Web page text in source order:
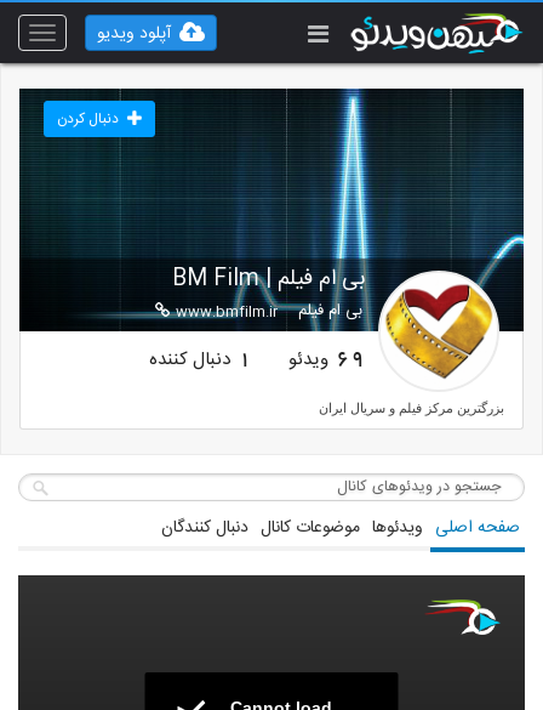
Toggle
آپلود ویدیو
بی ام فیلم | BM Film
بی ام فیلم www.bmfilm.ir
دنبال کردن
69 ویدئو 1 دنبال کننده
بزرگترین مرکز فیلم و سریال ایران
صفحه اصلی ویدئوها موضوعات کانال دنبال کنندگان